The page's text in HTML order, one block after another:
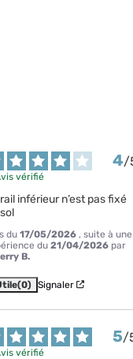
4/
vérifié
inférieur n’est pas fixé
du 17/05/2026 , suite à une
du 21/04/2026 par
B.
(0) Signaler
5/
vérifié